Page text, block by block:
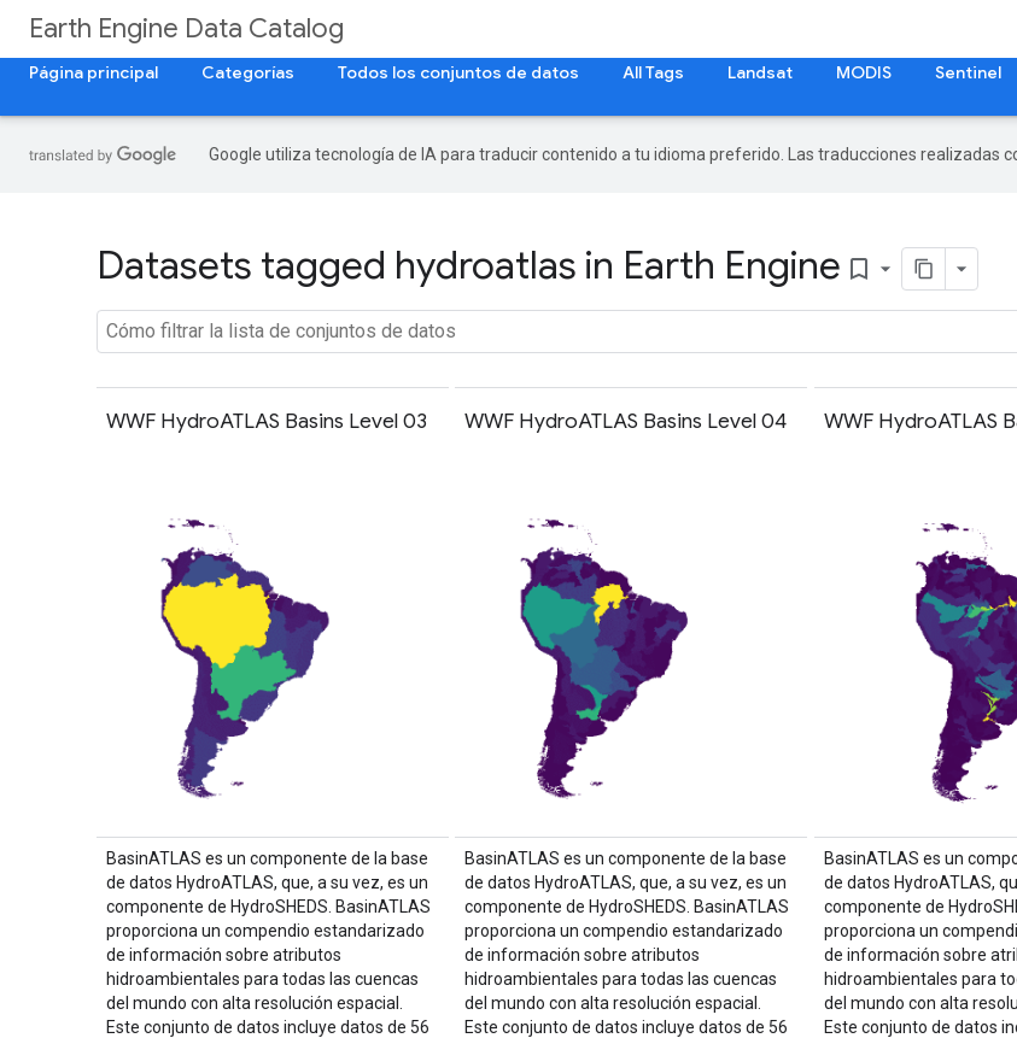
Earth Engine Data Catalog
Página principal
Categorías Todos los conjuntos de datos All Tags Landsat MODIS Sentinel
Google utiliza tecnología de IA para traducir contenido a tu idioma preferido. Las traducciones realizadas
Datasets tagged hydroatlas in Earth Engine bookmark_border
WWF HydroATLAS Basins Level 03
BasinATLAS es un componente de la base
de datos HydroATLAS, que, a su vez, es un
componente de HydroSHEDS. BasinATLAS
proporciona un compendio estandarizado
de información sobre atributos
hidroambientales para todas las cuencas
del mundo con alta resolución espacial.
Este conjunto de datos incluye datos de 56
WWF HydroATLAS Basins Level 04
BasinATLAS es un componente de la base
de datos HydroATLAS, que, a su vez, es un
componente de HydroSHEDS. BasinATLAS
proporciona un compendio estandarizado
de información sobre atributos
hidroambientales para todas las cuencas
del mundo con alta resolución espacial.
Este conjunto de datos incluye datos de 56
WWF HydroATLAS
BasinATLAS es un
de datos HydroATLAS,
componente de
proporciona un
de información sobre
hidroambientales para
del mundo con alta
Este conjunto de datos